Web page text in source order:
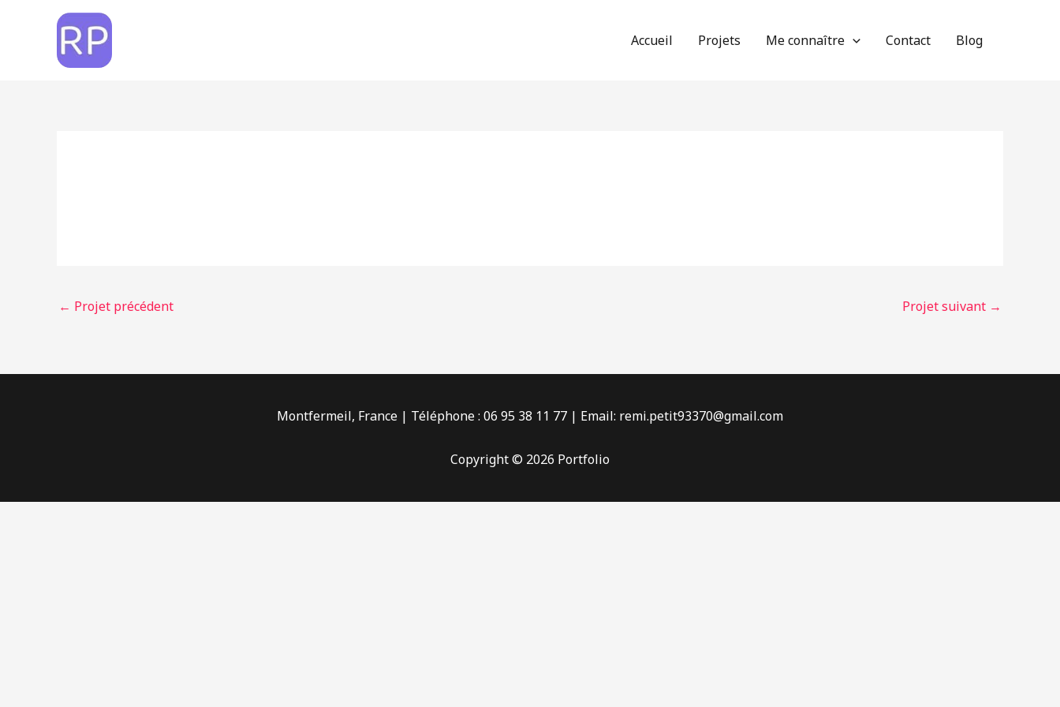
Accueil Projets Me connaître Contact Blog
← Projet précédent Projet suivant →
Montfermeil, France | Téléphone : 06 95 38 11 77 | Email: remi.petit93370@gmail.com
Copyright © 2026 Portfolio